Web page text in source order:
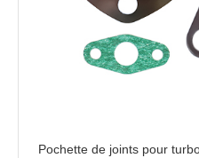
Pochette de joints pour